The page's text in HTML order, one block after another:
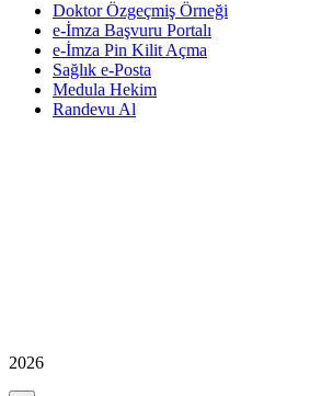
Doktor Özgeçmiş Örneği
e-İmza Başvuru Portalı
e-İmza Pin Kilit Açma
Sağlık e-Posta
Medula Hekim
Randevu Al
2026